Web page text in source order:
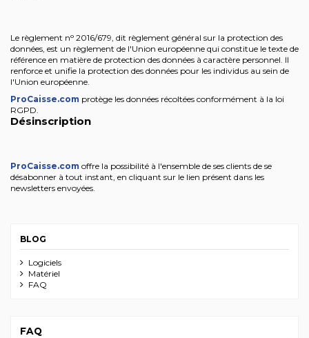
Le règlement nᵒ 2016/679, dit règlement général sur la protection des
données, est un règlement de l'Union européenne qui constitue le texte de
référence en matière de protection des données à caractère personnel. Il
renforce et unifie la protection des données pour les individus au sein de
l'Union européenne.
ProCaisse.com protège les données récoltées conformément à la loi
RGPD.
Désinscription
ProCaisse.com offre la possibilité à l'ensemble de ses clients de se
désabonner à tout instant, en cliquant sur le lien présent dans les
newsletters envoyées.
BLOG
Logiciels
Matériel
FAQ
FAQ